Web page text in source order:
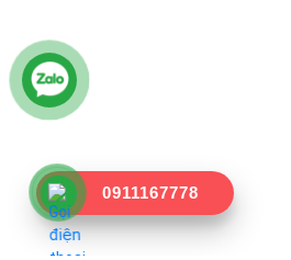
0911167778